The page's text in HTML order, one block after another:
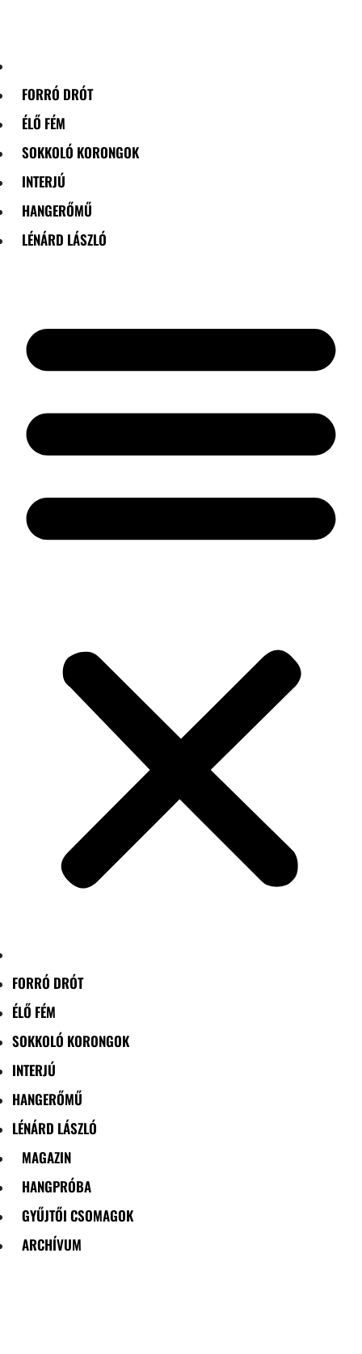
FORRÓ DRÓT
ÉLŐ FÉM
SOKKOLÓ KORONGOK
INTERJÚ
HANGERŐMŰ
LÉNÁRD LÁSZLÓ
FORRÓ DRÓT
ÉLŐ FÉM
SOKKOLÓ KORONGOK
INTERJÚ
HANGERŐMŰ
LÉNÁRD LÁSZLÓ
MAGAZIN
HANGPRÓBA
GYŰJTŐI CSOMAGOK
ARCHÍVUM